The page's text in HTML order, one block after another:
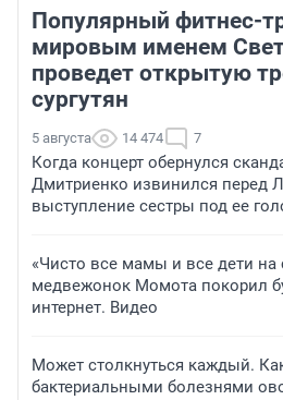
Популярный фитнес-
мировым именем
проведет открытую
сургутян
5 августа 14 474 7
Когда концерт обернулся
Дмитриенко извинился перед
выступление сестры под ее
«Чисто все мамы и все дети на
медвежонок Момота покорил
интернет. Видео
Может столкнуться каждый.
бактериальными болезнями